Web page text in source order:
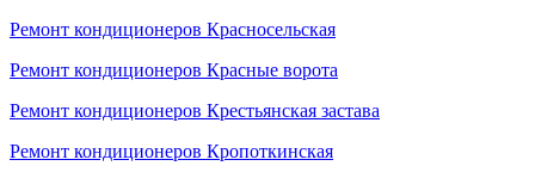
Ремонт кондиционеров Красносельская
Ремонт кондиционеров Красные ворота
Ремонт кондиционеров Крестьянская застава
Ремонт кондиционеров Кропоткинская